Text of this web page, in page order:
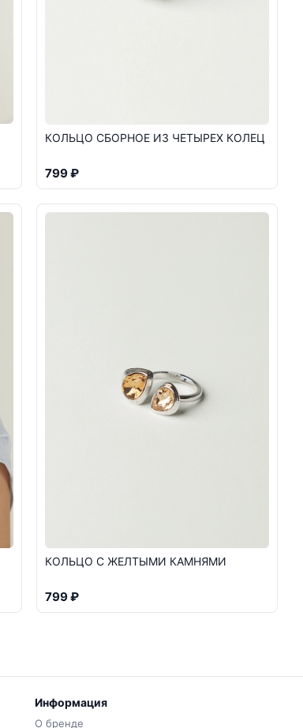
КОЛЬЦО СБОРНОЕ ИЗ ЧЕТЫРЕХ КОЛЕЦ
799 ₽
КОЛЬЦО С ЖЕЛТЫМИ КАМНЯМИ
799 ₽
Информация
О бренде